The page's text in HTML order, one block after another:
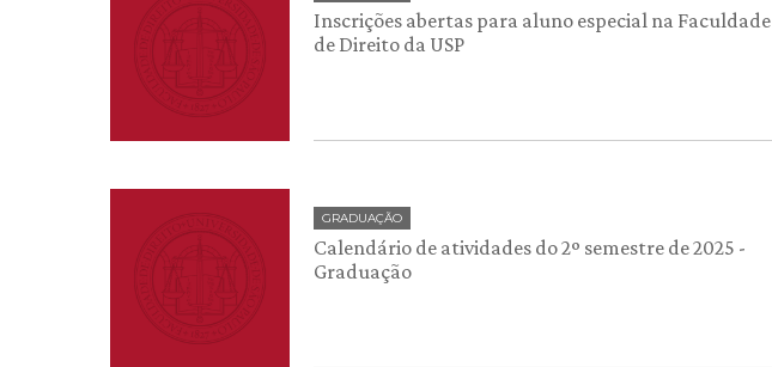
Inscrições abertas para aluno especial na Faculdade
de Direito da USP
GRADUAÇÃO
Calendário de atividades do 2º semestre de 2025 -
Graduação